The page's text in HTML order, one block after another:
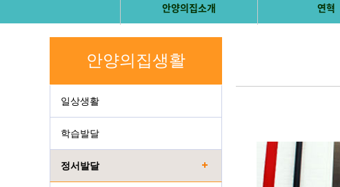
안양의집소개 연혁
안양의집생활
일상생활
학습발달
정서발달